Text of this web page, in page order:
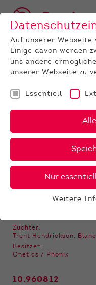
BULLEN
Clark P
X
Züchter:
Trent Hendrickson,
Besitzer:
Qnetics / Phönix
10.960812
Auf unserer Webseite
Einige davon werden
uns andere
unserer Webseite zu
Essentiell
Nur
Funktionen der
gewährleistet, dass
funktioniert.
Weitere